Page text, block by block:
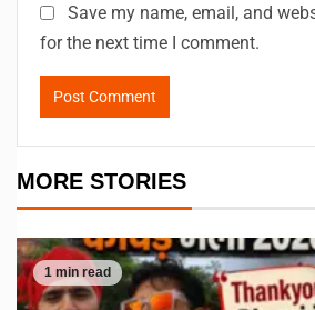
Save my name, email, and
for the next time I comment.
MORE STORIES
1 min read